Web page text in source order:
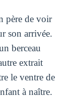
père de voir
son arrivée.
berceau
extrait
le ventre de
à naître.